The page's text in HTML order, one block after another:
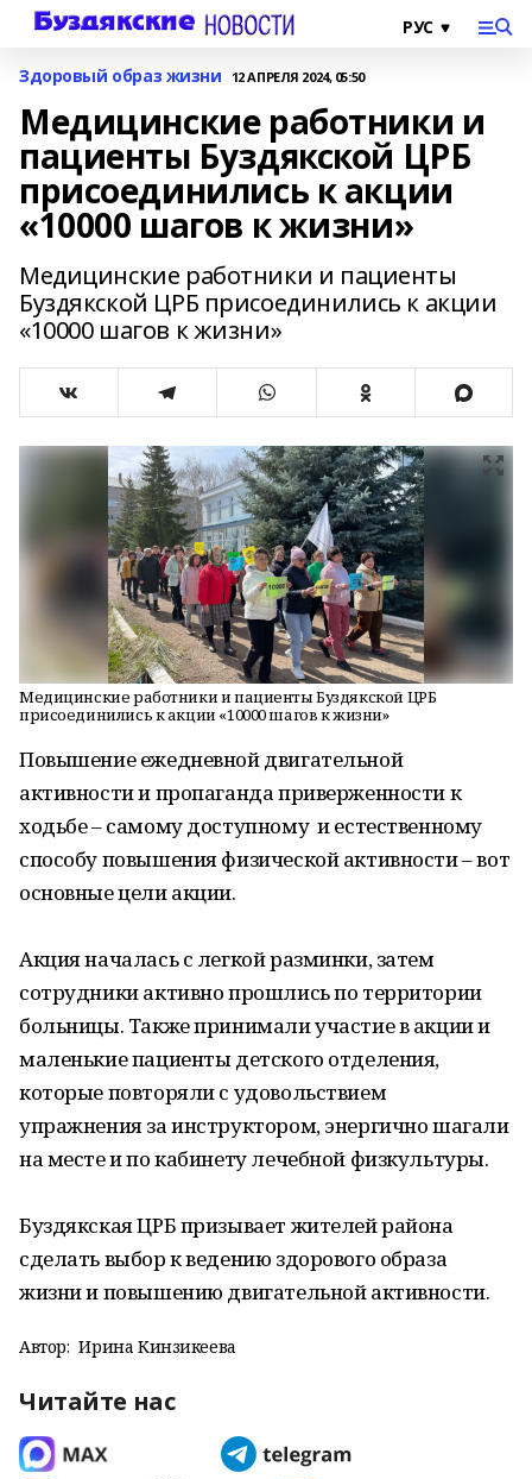
Здоровый образ жизни 12 АПРЕЛЯ 2024, 05:50
Медицинские работники и
пациенты Буздякской ЦРБ
присоединились к акции
«10000 шагов к жизни»
Медицинские работники и пациенты
Буздякской ЦРБ присоединились к акции
«10000 шагов к жизни»
Медицинские работники и пациенты Буздякской ЦРБ
присоединились к акции «10000 шагов к жизни»
Повышение ежедневной двигательной
активности и пропаганда приверженности к
ходьбе – самому доступному и естественному
способу повышения физической активности – вот
основные цели акции.
Акция началась с легкой разминки, затем
сотрудники активно прошлись по территории
больницы. Также принимали участие в акции и
маленькие пациенты детского отделения,
которые повторяли с удовольствием
упражнения за инструктором, энергично шагали
на месте и по кабинету лечебной физкультуры.
Буздякская ЦРБ призывает жителей района
сделать выбор к ведению здорового образа
жизни и повышению двигательной активности.
Автор: Ирина Кинзикеева
Читайте нас